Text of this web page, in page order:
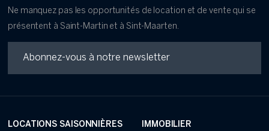
Ne manquez pas les opportunités de location et de vente qui se
présentent à Saint-Martin et à Sint-Maarten.
LOCATIONS SAISONNIÈRES IMMOBILIER